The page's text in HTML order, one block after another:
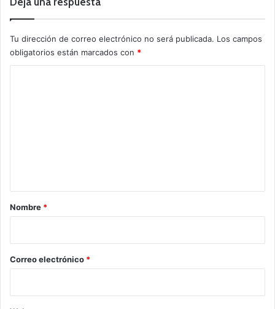
Tu dirección de correo electrónico no será publicada. Los campos
obligatorios están marcados con *
r
*
Nombre *
Correo electrónico *